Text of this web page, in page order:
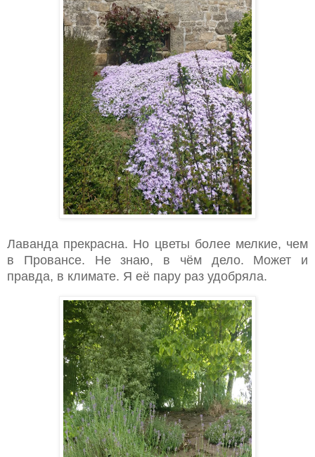
Лаванда прекрасна. Но цветы более мелкие, чем
в Провансе. Не знаю, в чём дело. Может и
правда, в климате. Я её пару раз удобряла.